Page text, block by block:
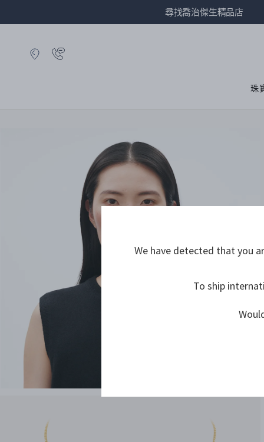
尋找喬治傑生精品店
珠
We have detected that you
To ship